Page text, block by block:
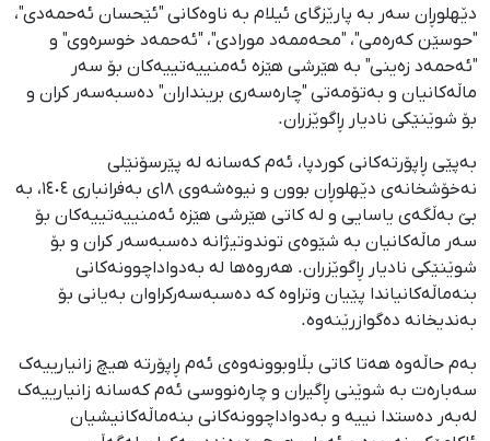
دێهلوڕان سەر بە پارێزگای ئیلام بە ناوەکانی "ئێحسان ئەحمەدی"،
"حوسێن کەرەمی"، "محەممەد مورادی"، "ئەحمەد خوسرەوی" و
"ئەحمەد زەینی" بە هێرشی هێزە ئەمنییەتییەکان بۆ سەر
ماڵەکانیان و بەتۆمەتی "چارەسەری برینداران" دەسبەسەر کران و
بۆ شوێنێکی نادیار ڕاگوێزران.
بەپێی ڕاپۆرتەکانی کوردپا، ئەم کەسانە لە پێرسۆنێلی
نەخۆشخانەی دێهلوڕان بوون و نیوەشەوی ١٨ی بەفرانباری ١٤٠٤، بە
بێ بەڵگەی یاسایی و لە کاتی هێرشی هێزە ئەمنییەتییەکان بۆ
سەر ماڵەکانیان بە شێوەی توندوتیژانە دەسبەسەر کران و بۆ
شوێنێکی نادیار ڕاگوێزران. هەروەها لە بەدواداچوونەکانی
بنەماڵەکانیاندا پێیان وتراوە کە دەسبەسەرکراوان بەیانی بۆ
بەندیخانە دەگوازرێنەوە.
بەم حاڵەوە هەتا کاتی بڵاوبوونەوەی ئەم ڕاپۆرتە هیچ زانیارییەک
سەبارەت بە شوێنی ڕاگیران و چارەنووسی ئەم کەسانە زانیارییەک
لەبەر دەستدا نییە و بەدواداچوونەکانی بنەماڵەکانیشیان